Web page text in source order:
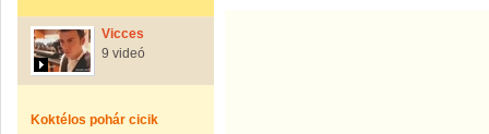
Vicces
9 videó
Koktélos pohár cicik